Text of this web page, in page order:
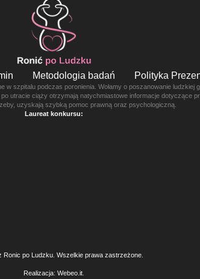
Metodologia badań Polityka
w szpitalu podczas poronienia. Wołamy o poszanowanie ludzkiej
utracie ciąży otrzymają natychmiastowe informacje dotyczące
uzyskają szybką pomoc prawną oraz psychologiczną.
Laureat konkursu:
Ronic po Ludzku. Wszelkie prawa zastrzeżone.
Realizacja: Webeo.it.